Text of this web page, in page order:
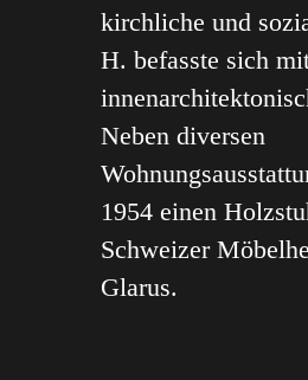
kirchliche und
H. befasste sich
Neben diversen
1954 einen
Schweizer
Glarus.